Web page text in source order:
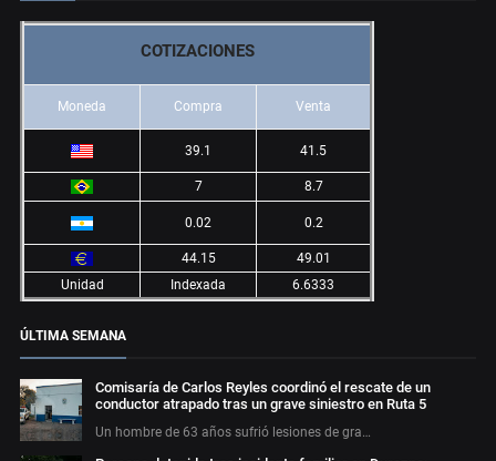
COTIZACIONES
Moneda Compra Venta
39.1 41.5
7 8.7
0.02 0.2
44.15
49.01
Unidad
Indexada 6.6333
ÚLTIMA SEMANA
Comisaría de Carlos Reyles coordinó el rescate de un
conductor atrapado tras un grave siniestro en Ruta 5
Un hombre de 63 años sufrió lesiones de gra…